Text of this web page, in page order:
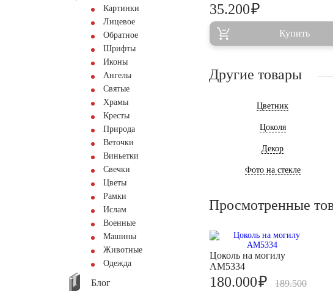
Картинки
Лицевое
Обратное
Шрифты
Иконы
Ангелы
Святые
Храмы
Кресты
Природа
Веточки
Виньетки
Свечки
Цветы
Рамки
Ислам
Военные
Машины
Животные
Одежда
Блог
35.200₽
Купить
Другие товары
Цветник
Цоколя
Декор
Фото на стекле
Просмотренные
Цоколь на могилу
AM5334
189.500
180.000₽